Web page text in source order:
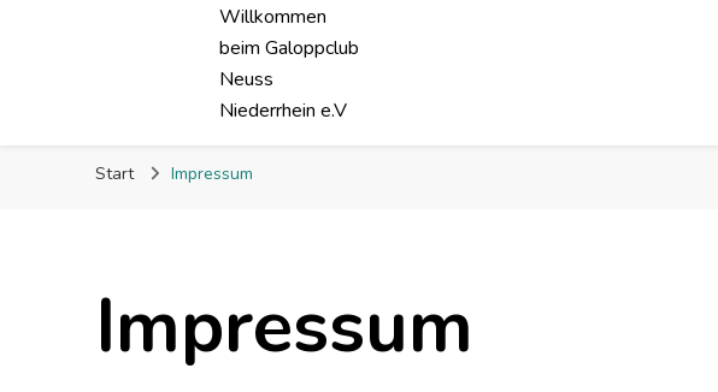
Willkommen
beim Galoppclub
Neuss
Niederrhein e.V
Start Impressum
Impressum